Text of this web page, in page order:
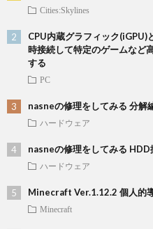
Cities:Skylines
CPU内蔵グラフィック(iGPU)
時接続して特定のゲームなど
する
PC
nasneの修理をしてみる 分解
ハードウェア
nasneの修理をしてみる HDD
ハードウェア
Minecraft Ver.1.12.2 個人的
Minecraft